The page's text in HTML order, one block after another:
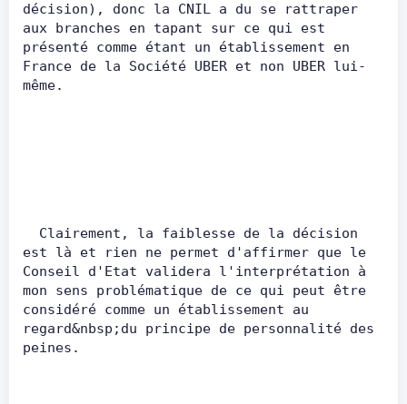
décision), donc la CNIL a du se rattraper
aux branches en tapant sur ce qui est
présenté comme étant un établissement en
France de la Société UBER et non UBER lui-
même.
est là et rien ne permet d'affirmer que le
Conseil d'Etat validera l'interprétation à
mon sens problématique de ce qui peut être
considéré comme un établissement au
regard&nbsp;du principe de personnalité des
peines.